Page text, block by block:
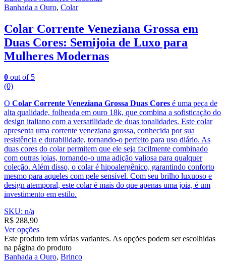
Banhada a Ouro, Colar
Colar Corrente Veneziana Grossa em
Duas Cores: Semijoia de Luxo para
Mulheres Modernas
0 out of 5
(0)
O Colar Corrente Veneziana Grossa Duas Cores é uma peça de
alta qualidade, folheada em ouro 18k, que combina a sofisticação do
design italiano com a versatilidade de duas tonalidades. Este colar
apresenta uma corrente veneziana grossa, conhecida por sua
resistência e durabilidade, tornando-o perfeito para uso diário. As
duas cores do colar permitem que ele seja facilmente combinado
com outras joias, tornando-o uma adição valiosa para qualquer
coleção. Além disso, o colar é hipoalergênico, garantindo conforto
mesmo para aqueles com pele sensível. Com seu brilho luxuoso e
design atemporal, este colar é mais do que apenas uma joia, é um
investimento em estilo.
SKU: n/a
R$ 288,90
Ver opções
Este produto tem várias variantes. As opções podem ser escolhidas
na página do produto
Banhada a Ouro, Brinco